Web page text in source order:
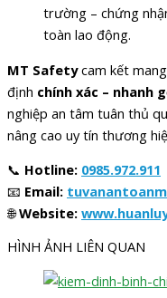
trường – chứng
toàn lao động.
MT Safetycam kết
định chính xác – nhanh
nghiệp an tâm tuân thủ
nâng cao uy tín thương
📞 Hotline: 0985.972.911
📧 Email:
🌐Website:
HÌNH ẢNH LIÊN QUAN